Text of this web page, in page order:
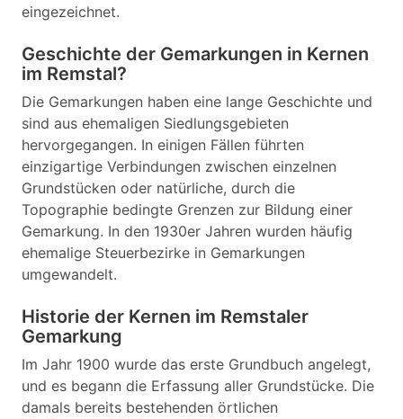
eingezeichnet.
Geschichte der Gemarkungen in Kernen
im Remstal?
Die Gemarkungen haben eine lange Geschichte und
sind aus ehemaligen Siedlungsgebieten
hervorgegangen. In einigen Fällen führten
einzigartige Verbindungen zwischen einzelnen
Grundstücken oder natürliche, durch die
Topographie bedingte Grenzen zur Bildung einer
Gemarkung. In den 1930er Jahren wurden häufig
ehemalige Steuerbezirke in Gemarkungen
umgewandelt.
Historie der Kernen im Remstaler
Gemarkung
Im Jahr 1900 wurde das erste Grundbuch angelegt,
und es begann die Erfassung aller Grundstücke. Die
damals bereits bestehenden örtlichen